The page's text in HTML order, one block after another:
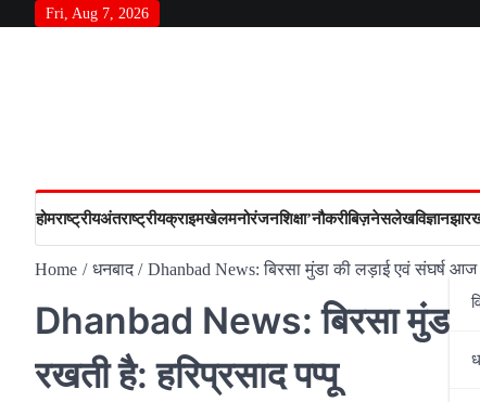
Fri, Aug 7, 2026
होमराष्‍ट्रीयअंतराष्‍ट्रीयक्राइमखेलमनोरंजनशिक्षा’नौकरीबिज़नेसलेखविज्ञान
Home धनबाद Dhanbad News: बिरसा मुंडा की लड़ाई एवं संघर्ष आज
Dhanbad News: बिरसा मुंडा
रखती है: हरिप्रसाद पप्पू